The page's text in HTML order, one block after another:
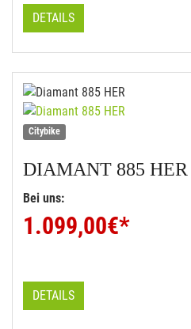
DETAILS
Citybike
DIAMANT 885 HER
Bei uns:
1.099,00€*
DETAILS